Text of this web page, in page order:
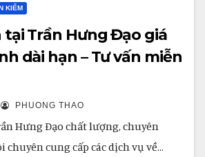
KIẾM
tại Trần Hưng Đạo giá
dài hạn – Tư vấn miễn
PHUONG THAO
Hưng Đạo chất lượng, chuyên
chuyên cung cấp các dịch vụ về…